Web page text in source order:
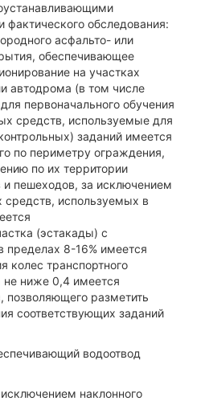
фактического обследования:
асфальто- или
обеспечивающее
на участках
автодрома (в том числе
первоначального обучения
средств, используемые для
заданий имеется
по периметру ограждения,
по их территории
и пешеходов, за исключением
средств, используемых в
(эстакады) с
8-16% имеется
колес транспортного
ниже 0,4 имеется
позволяющего разметить
соответствующих заданий
водоотвод
наклонного